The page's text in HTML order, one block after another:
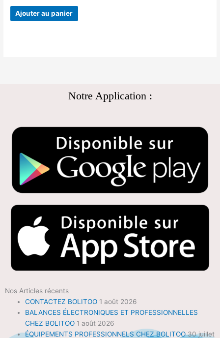
Ajouter au panier
Notre Application :
Nos Articles récents
CONTACTEZ BOLITOO 1 août 2026
BALANCES ÉLECTRONIQUES ET PROFESSIONNELLES
CHEZ BOLITOO 1 août 2026
ÉQUIPEMENTS PROFESSIONNELS CHEZ BOLITOO 30 juillet